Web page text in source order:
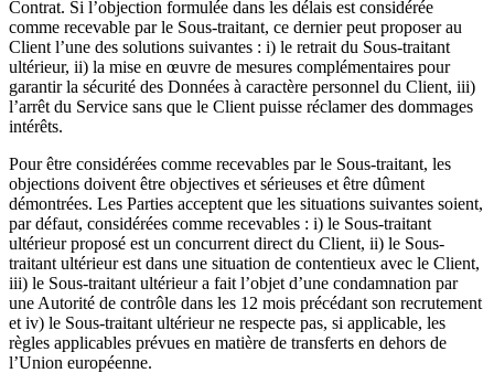
Contrat. Si l’objection formulée dans les délais est considérée
comme recevable par le Sous-traitant, ce dernier peut proposer au
Client l’une des solutions suivantes : i) le retrait du Sous-traitant
ultérieur, ii) la mise en œuvre de mesures complémentaires pour
garantir la sécurité des Données à caractère personnel du Client, iii)
l’arrêt du Service sans que le Client puisse réclamer des dommages
intérêts.
Pour être considérées comme recevables par le Sous-traitant, les
objections doivent être objectives et sérieuses et être dûment
démontrées. Les Parties acceptent que les situations suivantes soient,
par défaut, considérées comme recevables : i) le Sous-traitant
ultérieur proposé est un concurrent direct du Client, ii) le Sous-
traitant ultérieur est dans une situation de contentieux avec le Client,
iii) le Sous-traitant ultérieur a fait l’objet d’une condamnation par
une Autorité de contrôle dans les 12 mois précédant son recrutement
et iv) le Sous-traitant ultérieur ne respecte pas, si applicable, les
règles applicables prévues en matière de transferts en dehors de
l’Union européenne.